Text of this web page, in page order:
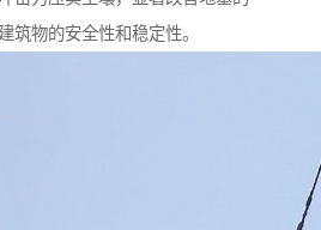
筑物的安全性和稳定性。